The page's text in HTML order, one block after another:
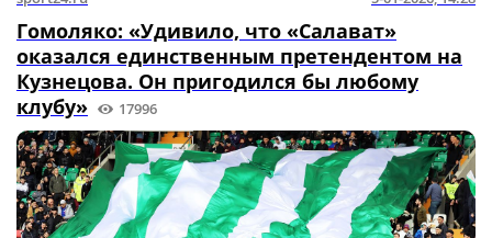
Гомоляко: «Удивило, что «Салават»
оказался единственным претендентом на
Кузнецова. Он пригодился бы любому
клубу»
17996